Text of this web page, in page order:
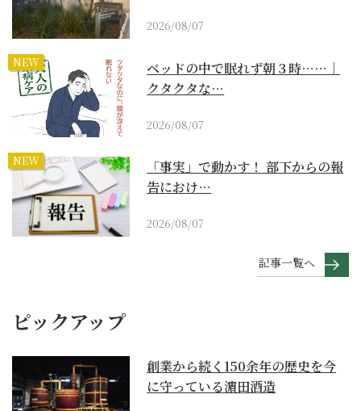
2026/08/07
NEW
ベッドの中で眠れず朝３時……｜
クタクタな…
2026/08/07
NEW
「事実」で動かす！ 部下からの報
告におけ…
2026/08/07
記事一覧へ
ピックアップ
創業から続く150余年の歴史を今
に守っている濵田酒造